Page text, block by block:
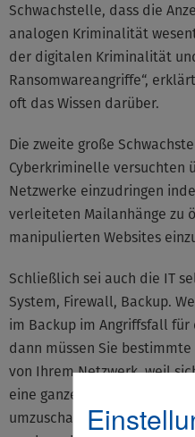
Schwachstelle, dass die
analogen Kriminalität
der digitalen Kriminalität
Ransomwareangriffe“,
oft das Wissen darüber.
Die zweite große
Cyberkriminelle versuchten
Netzwerke einzudringen
verleiteten Mailanhänge zu
manipulierten Websites
Schließlich sei auch die IT
System, Firewall, Backup.
im Backup im Angriffsfall
dann müssen Sie
von Ihrem Netzwerk, weil
eine ganze Zeit in Ihrem
umzuschauen“, warnte